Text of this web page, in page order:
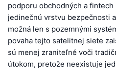
podporu obchodných a
jedinečnú vrstvu bezpečnosti
možná len s pozemnými
povaha tejto satelitnej siete
sú menej zraniteľné voči
útokom, pretože neexistuje